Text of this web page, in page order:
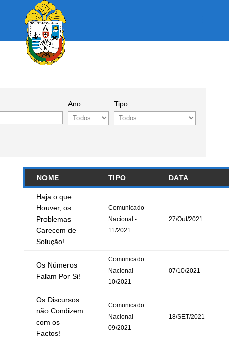
Ano Tipo
NOME TIPO DATA
Haja o que
Houver, os
Problemas
Carecem de
Solução!
Comunicado
Nacional -
11/2021
27/Out/2021
Os Números
Falam Por Si!
Comunicado
Nacional -
10/2021
07/10/2021
Os Discursos
não Condizem
com os
Factos!
Comunicado
Nacional -
09/2021
18/SET/2021